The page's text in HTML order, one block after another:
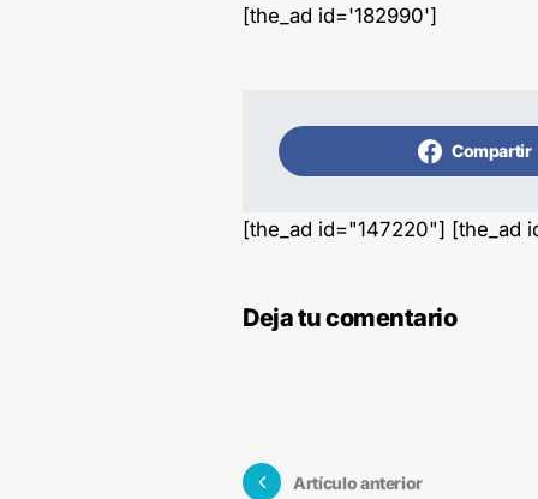
[the_ad id='182990']
Compartir
[the_ad id="147220"] [the_ad
Deja tu comentario
Artículo anterior